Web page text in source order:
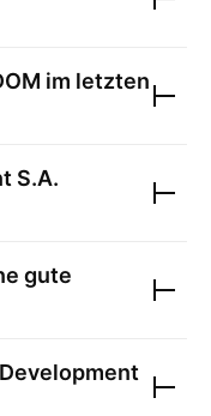
im letzten
S.A.
gute